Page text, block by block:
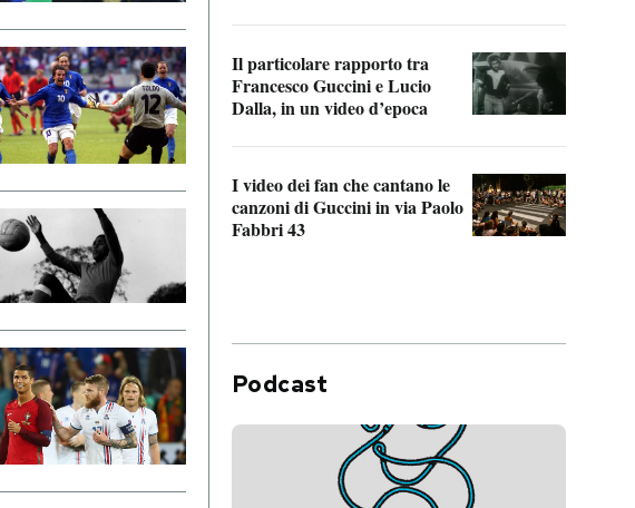
Il particolare rapporto tra
Francesco Guccini e Lucio
Dalla, in un video d’epoca
I video dei fan che cantano le
canzoni di Guccini in via Paolo
Fabbri 43
Podcast